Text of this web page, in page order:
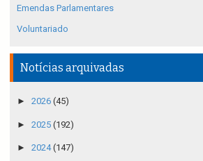
Emendas Parlamentares
Voluntariado
Notícias arquivadas
► 2026 (45)
► 2025 (192)
► 2024(147)